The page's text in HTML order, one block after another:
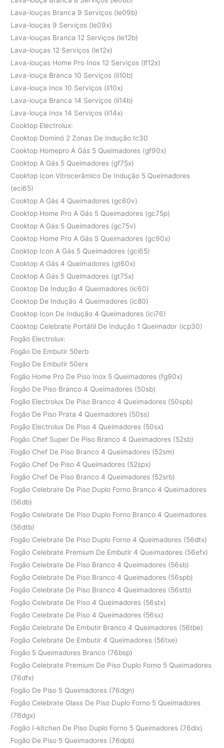
Lava-louças Branca 9 Serviços (le09b)
Lava-louças 9 Serviços (le09x)
Lava-louças Branca 12 Serviços (le12b)
Lava-louças 12 Serviços (le12x)
Lava-louças Home Pro Inox 12 Serviços (lf12x)
Lava-louça Branca 10 Serviços (li10b)
Lava-louça Inox 10 Serviços (li10x)
Lava-louça Branca 14 Serviços (li14b)
Lava-louça Inox 14 Serviços (li14x)
Cooktop Electrolux:
Cooktop Dominó 2 Zonas De Indução Ic30
Cooktop Homepro A Gás 5 Queimadores (gf90x)
Cooktop A Gás 5 Queimadores (gf75x)
Cooktop Icon Vitrocerâmico De Indução 5 Queimadores
(eci65)
Cooktop A Gás 4 Queimadores (gc60v)
Cooktop Home Pro A Gás 5 Queimadores (gc75p)
Cooktop A Gás 5 Queimadores (gc75v)
Cooktop Home Pro A Gás 5 Queimadores (gc90x)
Cooktop Icon A Gás 5 Queimadores (gci65)
Cooktop A Gás 4 Queimadores (gt60x)
Cooktop A Gás 5 Queimadores (gt75x)
Cooktop De Indução 4 Queimadores (ic60)
Cooktop De Indução 4 Queimadores (ic80)
Cooktop Icon De Indução 4 Queimadores (ici76)
Cooktop Celebrate Portátil De Indução 1 Queimador (icp30)
Fogão Electrolux:
Fogão De Embutir 50erb
Fogão De Embutir 50erx
Fogão Home Pro De Piso Inox 5 Queimadores (fg90x)
Fogão De Piso Branco 4 Queimadores (50sb)
Fogão Electrolux De Piso Branco 4 Queimadores (50spb)
Fogão De Piso Prata 4 Queimadores (50ss)
Fogão Electrolux De Piso 4 Queimadores (50sx)
Fogão Chef Super De Piso Branco 4 Queimadores (52sb)
Fogão Chef De Piso Branco 4 Queimadores (52sm)
Fogão Chef De Piso 4 Queimadores (52spx)
Fogão Chef De Piso Branco 4 Queimadores (52srb)
Fogão Celebrate De Piso Duplo Forno Branco 4 Queimadores
(56db)
Fogão Celebrate De Piso Duplo Forno Branco 4 Queimadores
(56dtb)
Fogão Celebrate De Piso Duplo Forno 4 Queimadores (56dtx)
Fogão Celebrate Premium De Embutir 4 Queimadores (56efx)
Fogão Celebrate De Piso Branco 4 Queimadores (56sb)
Fogão Celebrate De Piso Branco 4 Queimadores (56spb)
Fogão Celebrate De Piso Branco 4 Queimadores (56stb)
Fogão Celebrate De Piso 4 Queimadores (56stx)
Fogão Celebrate De Piso 4 Queimadores (56sx)
Fogão Celebrate De Embutir Branco 4 Queimadores (56tbe)
Fogão Celebrate De Embutir 4 Queimadores (56txe)
Fogão 5 Queimadores Branco (76bsp)
Fogão Celebrate Premium De Piso Duplo Forno 5 Queimadores
(76dfx)
Fogão De Piso 5 Queimadores (76dgn)
Fogão Celebrate Glass De Piso Duplo Forno 5 Queimadores
(76dgx)
Fogão I-kitchen De Piso Duplo Forno 5 Queimadores (76dix)
Fogão De Piso 5 Queimadores (76dpb)